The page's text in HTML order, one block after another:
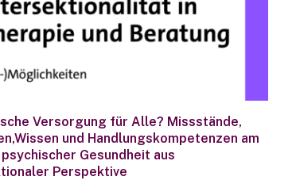
Versorgung für Alle? Missstände,
und Handlungskompetenzen am
Gesundheit aus
Perspektive